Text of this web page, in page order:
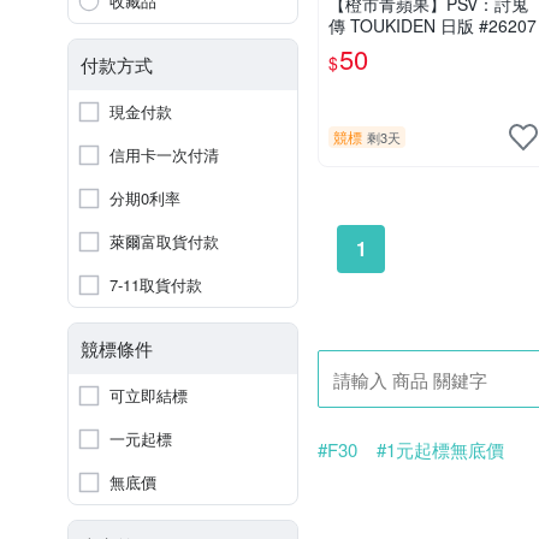
付款方式
現金付款
信用卡一次付清
分期0利率
萊爾富取貨付款
7-11取貨付款
競標條件
可立即結標
一元起標
無底價
傳 TOUKIDEN 日版 #26207
$50
競標 剩3天
1
#F30 #1元起標無底價